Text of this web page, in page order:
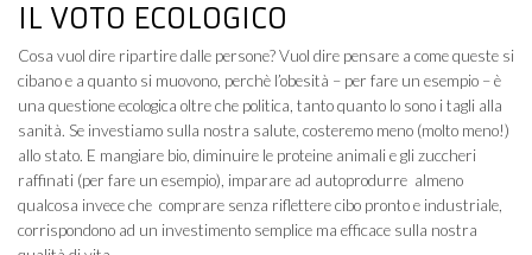
IL VOTO ECOLOGICO
Cosa vuol dire ripartire dalle persone? Vuol dire pensare a come queste si
cibano e a quanto si muovono, perchè l’obesità – per fare un esempio – è
una questione ecologica oltre che politica, tanto quanto lo sono i tagli alla
sanità. Se investiamo sulla nostra salute, costeremo meno (molto meno!)
allo stato. E mangiare bio, diminuire le proteine animali e gli zuccheri
raffinati (per fare un esempio), imparare ad autoprodurre almeno
qualcosa invece che comprare senza riflettere cibo pronto e industriale,
corrispondono ad un investimento semplice ma efficace sulla nostra